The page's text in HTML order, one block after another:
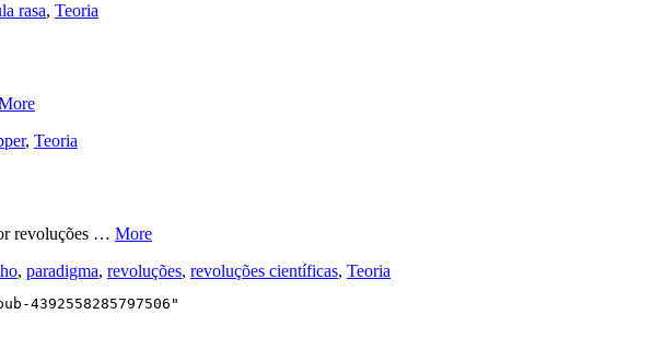
rasa, Teoria
, Teoria
revoluções … More
, paradigma, revoluções, revoluções científicas, Teoria